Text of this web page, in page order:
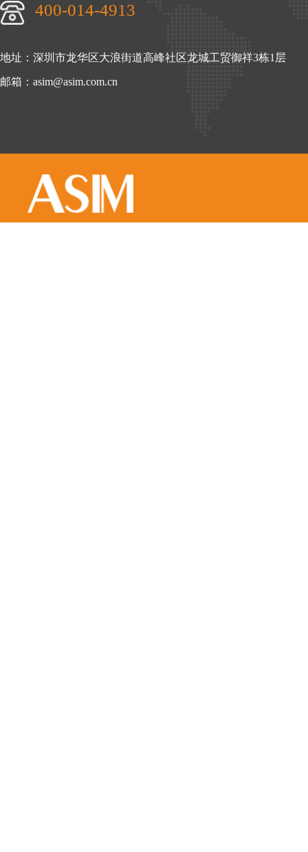
400-014-4913
地址：深圳市龙华区大浪街道高峰社区龙城工贸御祥3栋1层
邮箱：asim@asim.com.cn